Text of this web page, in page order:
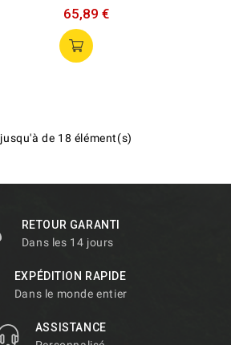
65,89 €
jusqu'àde 18 élément(s)
RETOUR GARANTI
Dans les 14 jours
EXPÉDITION RAPIDE
Dans le monde entier
ASSISTANCE